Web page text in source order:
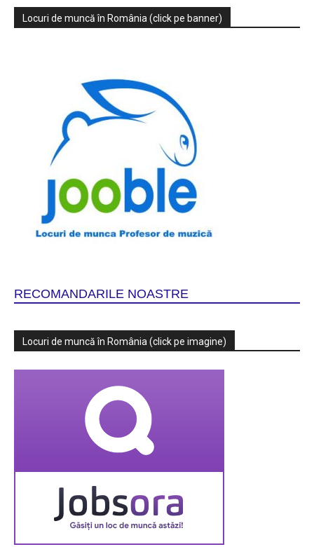
Locuri de muncă în România (click pe banner)
RECOMANDARILE NOASTRE
Locuri de muncă în România (click pe imagine)